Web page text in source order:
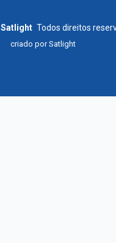
Satlight Todos direitos
criado porSatlight